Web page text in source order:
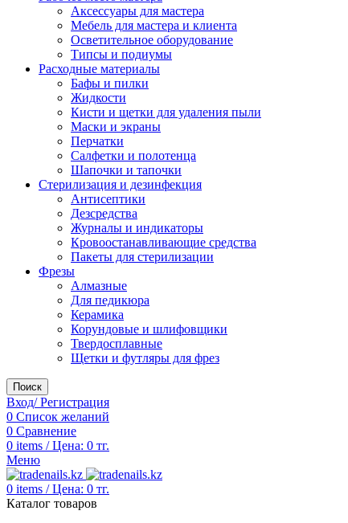
Аксессуары для мастера
Мебель для мастера и клиента
Осветительное оборудование
Типсы и подиумы
Расходные материалы
Бафы и пилки
Жидкости
Кисти и щетки для удаления пыли
Маски и экраны
Перчатки
Салфетки и полотенца
Шапочки и тапочки
Стерилизация и дезинфекция
Антисептики
Дезсредства
Журналы и индикаторы
Кровоостанавливающие средства
Пакеты для стерилизации
Фрезы
Алмазные
Для педикюра
Керамика
Корундовые и шлифовщики
Твердосплавные
Щетки и футляры для фрез
Поиск
Вход/ Регистрация
0 Список желаний
0 Сравнение
0 items / Цена: 0 тг.
Меню
0 items / Цена: 0 тг.
Каталог товаров